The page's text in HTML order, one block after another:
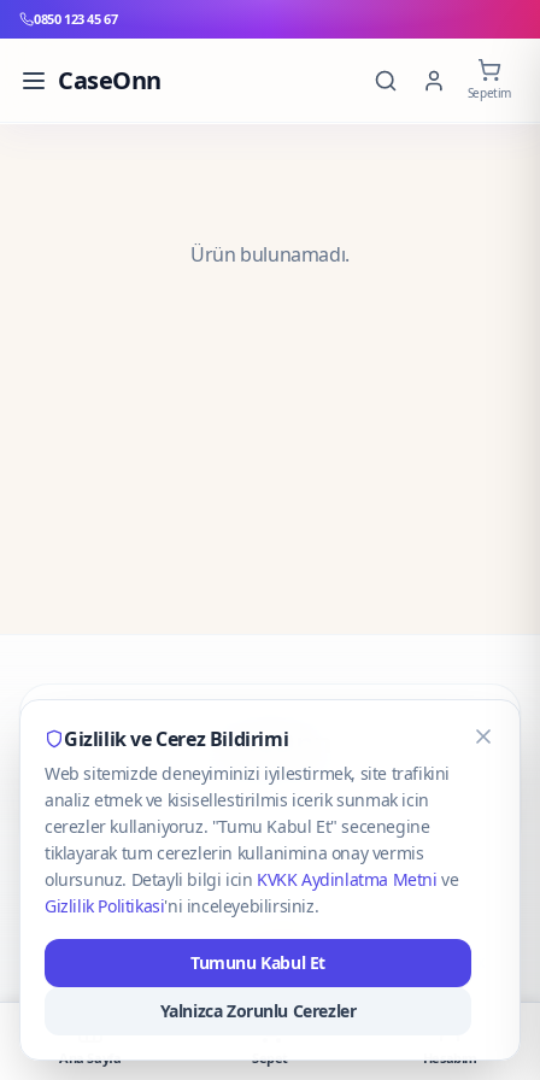
0850 123 45 67
CaseOnn Sepetim
Ürün bulunamadı.
CaseOnn
© 2025 CaseOnn. Tüm hakları saklıdır.
VISA Mastercard
Gizlilik ve Cerez Bildirimi
Web sitemizde deneyiminizi iyilestirmek, site trafikini
analiz etmek ve kisisellestirilmis icerik sunmak icin
cerezler kullaniyoruz. "Tumu Kabul Et" secenegine
tiklayarak tum cerezlerin kullanimina onay vermis
olursunuz. Detayli bilgi icin KVKK Aydinlatma Metni ve
Gizlilik Politikasi'ni inceleyebilirsiniz.
Tumunu Kabul Et
Yalnizca Zorunlu Cerezler
Ana Sayfa Sepet Hesabım